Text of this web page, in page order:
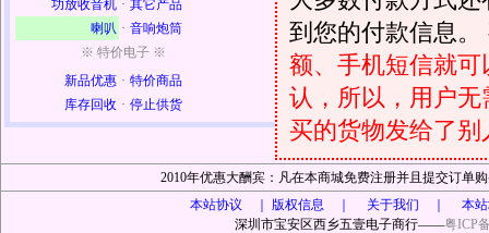
功放收音机 · 其它产品
喇叭 · 音响炮筒
※ 特价电子 ※
新品优惠 · 特价商品
库存回收 · 停止供货
到您的付款信息。
额、手机短信就可
认，所以，用户
买的货物发给了别
2010年优惠大酬宾：凡在本商城免费注册并且提交订单
本站协议 ｜
版权信息 ｜ 关于我们 ｜ 本
深圳市宝安区西乡五壹电子商行——粤ICP